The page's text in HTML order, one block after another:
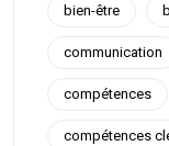
bien-être
communication
compétences
compétences